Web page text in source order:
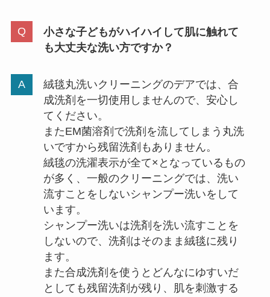
小さな子どもがハイハイして肌に触れて
も大丈夫な洗い方ですか？
絨毯丸洗いクリーニングのデアでは、合
成洗剤を一切使用しませんので、安心し
てください。
またEM菌溶剤で洗剤を流してしまう丸洗
いですから残留洗剤もありません。
絨毯の洗濯表示が全て×となっているもの
が多く、一般のクリーニングでは、洗い
流すことをしないシャンプー洗いをして
います。
シャンプー洗いは洗剤を洗い流すことを
しないので、洗剤はそのまま絨毯に残り
ます。
また合成洗剤を使うとどんなにゆすいだ
としても残留洗剤が残り、肌を刺激する